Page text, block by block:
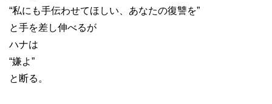
“私にも手伝わせてほしい、あなたの復讐を”
と手を差し伸べるが
ハナは
“嫌よ”
と断る。